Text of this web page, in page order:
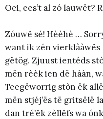
Oei, ees’t al zó lauwët?
Zóuwë sé! Hèèhè …
want ik zén vierklààwës
gëtög. Zjuust ientéds
mën rèèk ien dë hààn,
Teegëworrig stòn ëk
mën stjéj’ës të gritsëlë
dan tré’ëk zèllëfs wa